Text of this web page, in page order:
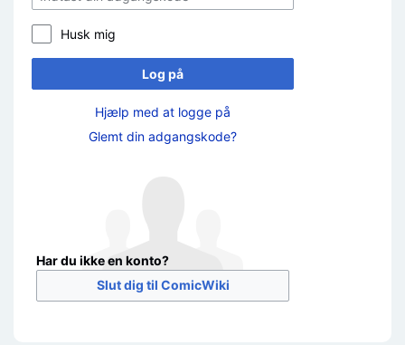
Husk mig
Log på
Hjælp med at logge på
Glemt din adgangskode?
Har du ikke en konto?
Slut dig til ComicWiki